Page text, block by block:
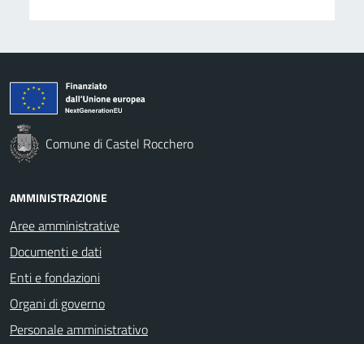
Comune di Castel Rocchero
AMMINISTRAZIONE
Aree amministrative
Documenti e dati
Enti e fondazioni
Organi di governo
Personale amministrativo